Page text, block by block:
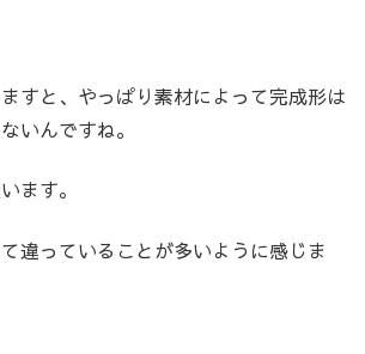
すと、やっぱり素材によって完成形は
いんですね。
ます。
違っていることが多いように感じま